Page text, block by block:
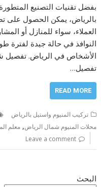
بفضل تقنيات التصنيع
بالرياض، يمكن الحصول على
العملاء، سواء للمنازل أو
النوافذ في حالة جيدة لفترة
الأشخاص في الرياض. تفصيل
تفصيل…
READ MORE
تركيب المنيوم واستيل بالرياض
محلات المنيوم شمال الرياض,معلم
Leave a comment
البحث